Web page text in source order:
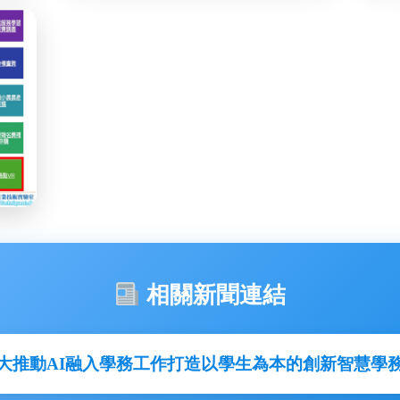
相關新聞連結
推動AI融入學務工作打造以學生為本的創新智慧學